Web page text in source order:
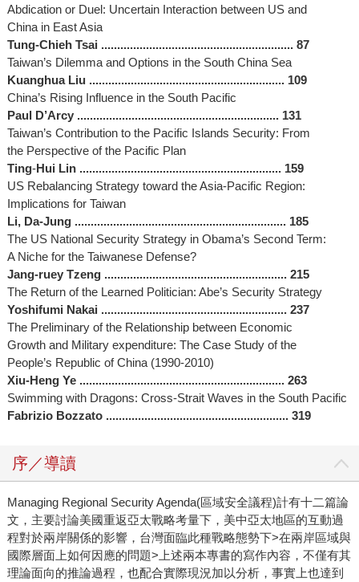
Abdication or Duel: Uncertain Interaction between US and
China in East Asia
Tung-Chieh Tsai ............................................................ 87
Taiwan’s Dilemma and Options in the South China Sea
Kuanghua Liu ............................................................. 109
China’s Rising Influence in the South Pacific
Paul D’Arcy ............................................................... 131
Taiwan’s Contribution to the Pacific Islands Security: From
the Perspective of the Pacific Plan
Ting‐Hui Lin ............................................................... 159
US Rebalancing Strategy toward the Asia-Pacific Region:
Implications for Taiwan
Li, Da-Jung .................................................................. 185
The US National Security Strategy in Obama’s Second Term:
A Niche for the Taiwanese Defense?
Jang-ruey Tzeng ......................................................... 215
The Return of the Learned Politician: Abe’s Security Strategy
Yoshifumi Nakai .......................................................... 237
The Preliminary of the Relationship between Economic
Growth and Military expenditure: The Case Study of the
People’s Republic of China (1990-2010)
Xiu-Heng Ye ................................................................ 263
Swimming with Dragons: Cross-Strait Waves in the South Pacific
Fabrizio Bozzato ......................................................... 319
序／導讀
Managing Regional Security Agenda(區域安全議程)計有十二篇論
文，主要討論美國重返亞太戰略考量下，美中亞太地區的互動過
程對於兩岸關係的影響，台灣面臨此種戰略態勢下>在兩岸區域與
國際層面上如何因應的問題>上述兩本專書的寫作內容，不僅有其
理論面向的推論過程，也配合實際現況加以分析，事實上也達到